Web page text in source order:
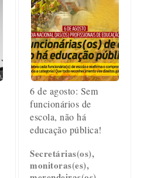
6 de agosto: Sem
funcionários de
escola, não há
educação pública!
Secretárias(os),
monitoras(es),